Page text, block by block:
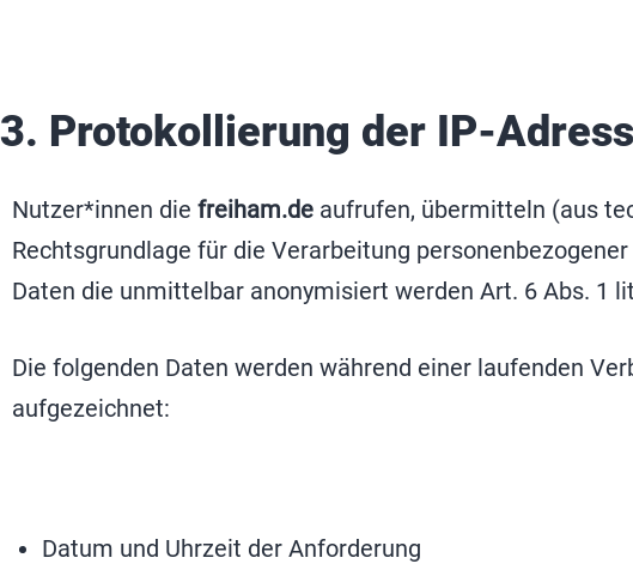
3. Protokollierung der IP-
Nutzer*innen die freiham.de aufrufen, übermitteln (aus
Rechtsgrundlage für die Verarbeitung
Daten die unmittelbar anonymisiert werden Art. 6 Abs. 1
Die folgenden Daten werden während einer laufenden
aufgezeichnet:
Datum und Uhrzeit der Anforderung